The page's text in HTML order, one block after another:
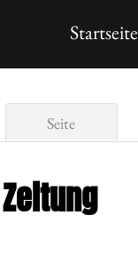
Startseite
Seite
Zeitung